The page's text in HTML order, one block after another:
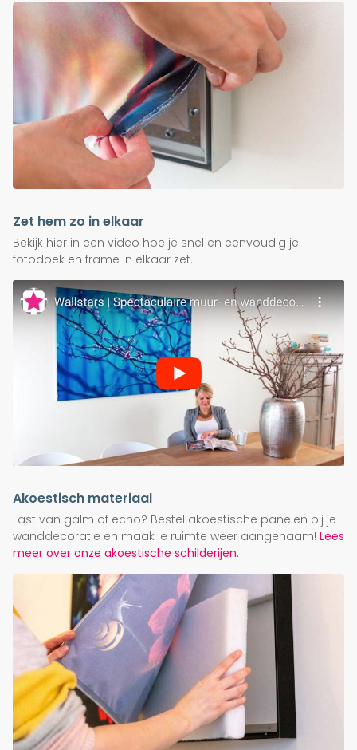
Zet hem zo in elkaar
Bekijk hier in een video hoe je snel en eenvoudig je
fotodoek en frame in elkaar zet.
Akoestisch materiaal
Last van galm of echo? Bestel akoestische panelen bij je
wanddecoratie en maak je ruimte weer aangenaam! Lees
meer over onze akoestische schilderijen.